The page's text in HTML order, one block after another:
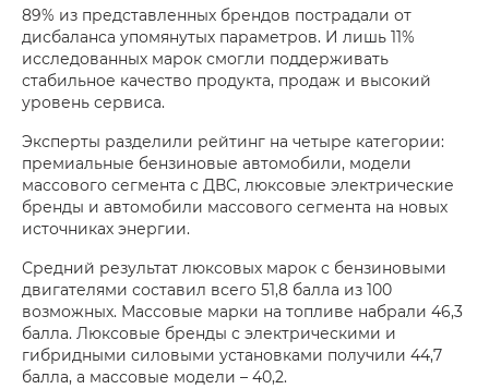
89% из представленных брендов пострадали от
дисбаланса упомянутых параметров. И лишь 11%
исследованных марок смогли поддерживать
стабильное качество продукта, продаж и высокий
уровень сервиса.
Эксперты разделили рейтинг на четыре категории:
премиальные бензиновые автомобили, модели
массового сегмента с ДВС, люксовые электрические
бренды и автомобили массового сегмента на новых
источниках энергии.
Средний результат люксовых марок с бензиновыми
двигателями составил всего 51,8 балла из 100
возможных. Массовые марки на топливе набрали 46,3
балла. Люксовые бренды с электрическими и
гибридными силовыми установками получили 44,7
балла, а массовые модели – 40,2.